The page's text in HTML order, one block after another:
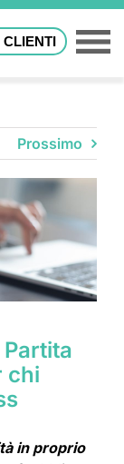
Prossimo
chi
in proprio